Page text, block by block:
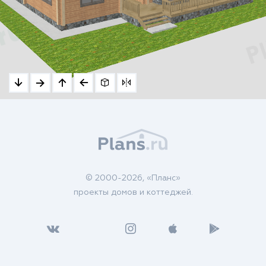
© 2000-2026, «Планс»
проекты домов и коттеджей.